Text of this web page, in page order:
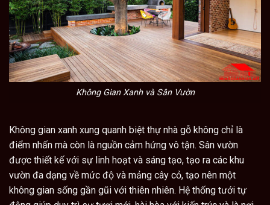
Không Gian Xanh và Sân Vườn
Không gian xanh xung quanh biệt thự nhà gỗ không chỉ là
điểm nhấn mà còn là nguồn cảm hứng vô tận. Sân vườn
được thiết kế với sự linh hoạt và sáng tạo, tạo ra các khu
vườn đa dạng về mức độ và mảng cây cỏ, tạo nên một
không gian sống gần gũi với thiên nhiên. Hệ thống tưới tự